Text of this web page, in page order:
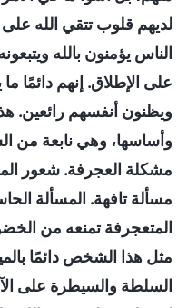
لديهم قلوب تتقي الله
الناس يؤمنون بالله
على الإطلاق. إنهم دائمًا
ويظنون أنفسهم رائعين.
وأساسها، وهي نابعة من
مشكلة العجرفة. شعور
مسألة تافهة. المسألة
المتعجرفة تمنعه من
مثل هذا الشخص دائمًا
السلطة والسيطرة على